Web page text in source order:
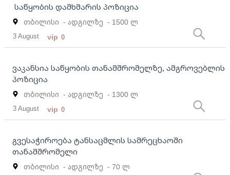
საწყობის დამხმარის პოზიცია
თბილისი - ადგილზე - 1500 ლ
3 August vip 0
ვაკანსია საწყობის თანამშრომელზე, ამგროვებლის
პოზიცია
თბილისი - ადგილზე - 1300 ლ
3 August vip 0
გვესაჭიროება ტანსაცმლის სამრეცხაოში
თანამშრომელი
თბილისი - ადგილზე - 70 ლ